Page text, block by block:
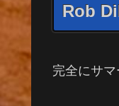
Rob
完全にサ